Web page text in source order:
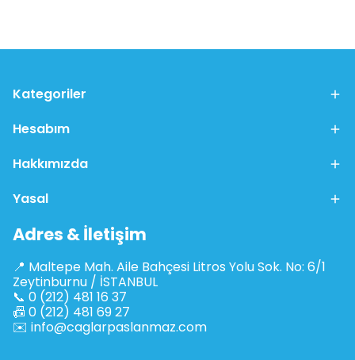
Kategoriler
Hesabım
Hakkımızda
Yasal
Adres & İletişim
📍 Maltepe Mah. Aile Bahçesi Litros Yolu Sok. No: 6/1
Zeytinburnu / İSTANBUL
📞 0 (212) 481 16 37
📠 0 (212) 481 69 27
✉️ info@caglarpaslanmaz.com